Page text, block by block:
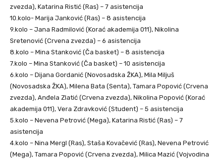
zvezda), Katarina Ristić (Ras) – 7 asistencija
10.kolo- Marija Janković (Ras) – 8 asistencija
9.kolo – Jana Radmilović (Korać akademija 011), Nikolina
Sretenović (Crvena zvezda) – 6 asistencija
8.kolo – Mina Stanković (Ča basket) – 8 asistencija
7.kolo – Mina Stanković (Ča basket) – 10 asistencija
6.kolo – Dijana Gordanić (Novosadska ŽKA), Mila Miljuš
(Novosadska ŽKA), Milena Bata (Senta), Tamara Popović (Crvena
zvezda), Anđela Zlatić (Crvena zvezda), Nikolina Popović (Korać
akademija 011), Vera Zdravković (Student) – 5 asistencija
5.kolo – Nevena Petrović (Mega), Katarina Ristić (Ras) – 7
asistencija
4.kolo – Nina Mergl (Ras), Staša Kovačević (Ras), Nevena Petrović
(Mega), Tamara Popović (Crvena zvezda), Milica Mazić (Vojvodina